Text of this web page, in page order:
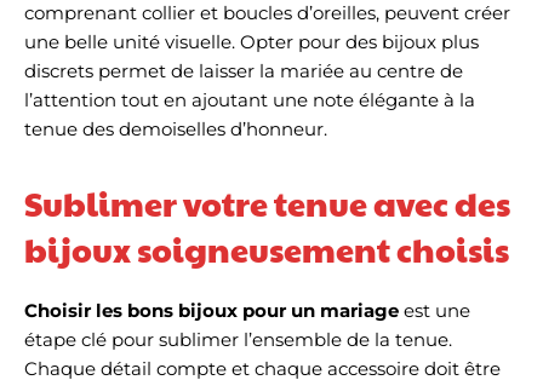
comprenant collier et boucles d’oreilles, peuvent créer
une belle unité visuelle. Opter pour des bijoux plus
discrets permet de laisser la mariée au centre de
l’attention tout en ajoutant une note élégante à la
tenue des demoiselles d’honneur.
Sublimer votre tenue avec des
bijoux soigneusement choisis
Choisir les bons bijoux pour un mariage est une
étape clé pour sublimer l’ensemble de la tenue.
Chaque détail compte et chaque accessoire doit être